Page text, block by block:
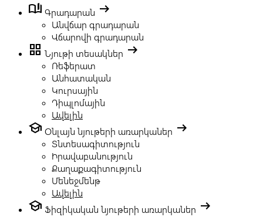
book_ribbon Գրադարան arrow_right_alt
Անվճար գրադարան
Վճարովի գրադարան
grid_view Նյութի տեսակներ arrow_right_alt
Ռեֆերատ
Անհատական
Կուրսային
Դիպլոմային
Ավելին
school Օնլայն նյութերի առարկաներ arrow_right_alt
Տնտեսագիտություն
Իրավաբանություն
Քաղաքագիտություն
Մենեջմենթ
Ավելին
school Ֆիզիկական նյութերի առարկաներ arrow_right_alt